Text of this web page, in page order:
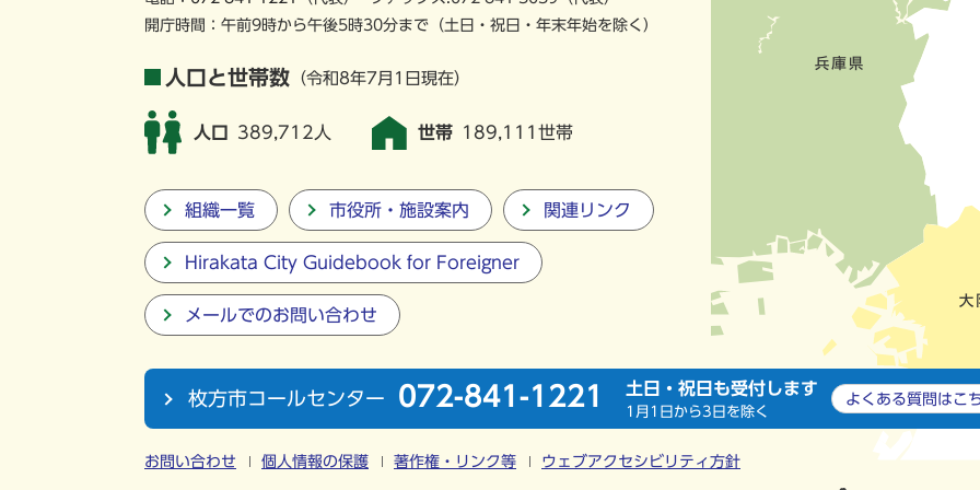
開庁時間：午前9時から午後5時30分まで （土日・祝日・年末年始を除く）
人口と世帯数 （令和8年7月1日現在）
人口 389,712人 世帯 189,111世帯
組織一覧 市役所・施設案内 関連リンク
Hirakata City Guidebook for Foreigner
メールでのお問い合わせ
枚方市コールセンター 072-841-1221 土日・祝日も受付します
1月1日から3日を除く
よくある質問は こ
お問い合わせ 個人情報の保護 著作権・リンク等 ウェブアクセシビリティ方針